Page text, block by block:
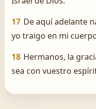
17 De aquí adelante
yo traigo en mi
18 Hermanos, la
sea con vuestro